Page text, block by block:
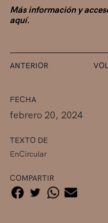
FECHA
febrero 20, 2024
TEXTO DE
EnCircular
COMPARTIR
Más información y
aquí.
ANTERIOR